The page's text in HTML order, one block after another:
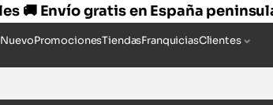
🚚 Envío gratis en España
PromocionesTiendasFranquiciasClientes